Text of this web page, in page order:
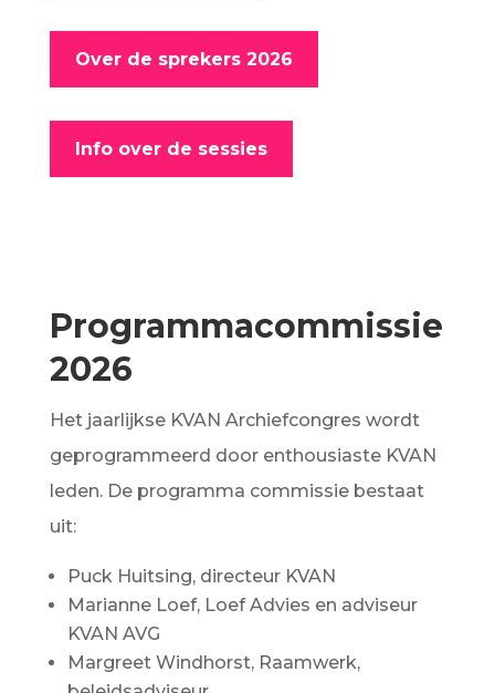
Over de sprekers 2026
Info over de sessies
Programmacommissie
2026
Het jaarlijkse KVAN Archiefcongres wordt
geprogrammeerd door enthousiaste KVAN
leden. De programma commissie bestaat
uit:
Puck Huitsing, directeur KVAN
Marianne Loef, Loef Advies en adviseur
KVAN AVG
Margreet Windhorst, Raamwerk,